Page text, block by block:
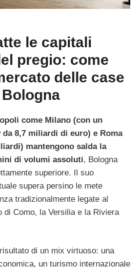
le capitali
pregio: come
delle case
come Milano (con un
8,7 miliardi di euro) e Roma
mantengono salda la
di volumi assoluti, Bologna
superiore. Il suo
supera persino le mete
tradizionalmente legate al
di Como, la Versilia e la Riviera
di un mix virtuoso: una
un turismo internazionale